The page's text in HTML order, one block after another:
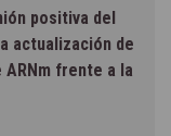
positiva del
actualización de
ARNm frente a la